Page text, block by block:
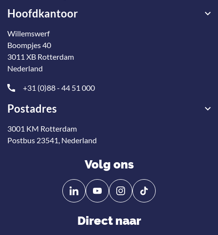
Hoofdkantoor
Willemswerf
Boompjes 40
3011 XB Rotterdam
Nederland
+31 (0)88 - 44 51 000
Postadres
3001 KM Rotterdam
Postbus 23541, Nederland
Volg ons
Volg
ons
Linkedin
Volg
ons
YouTube
Direct naar